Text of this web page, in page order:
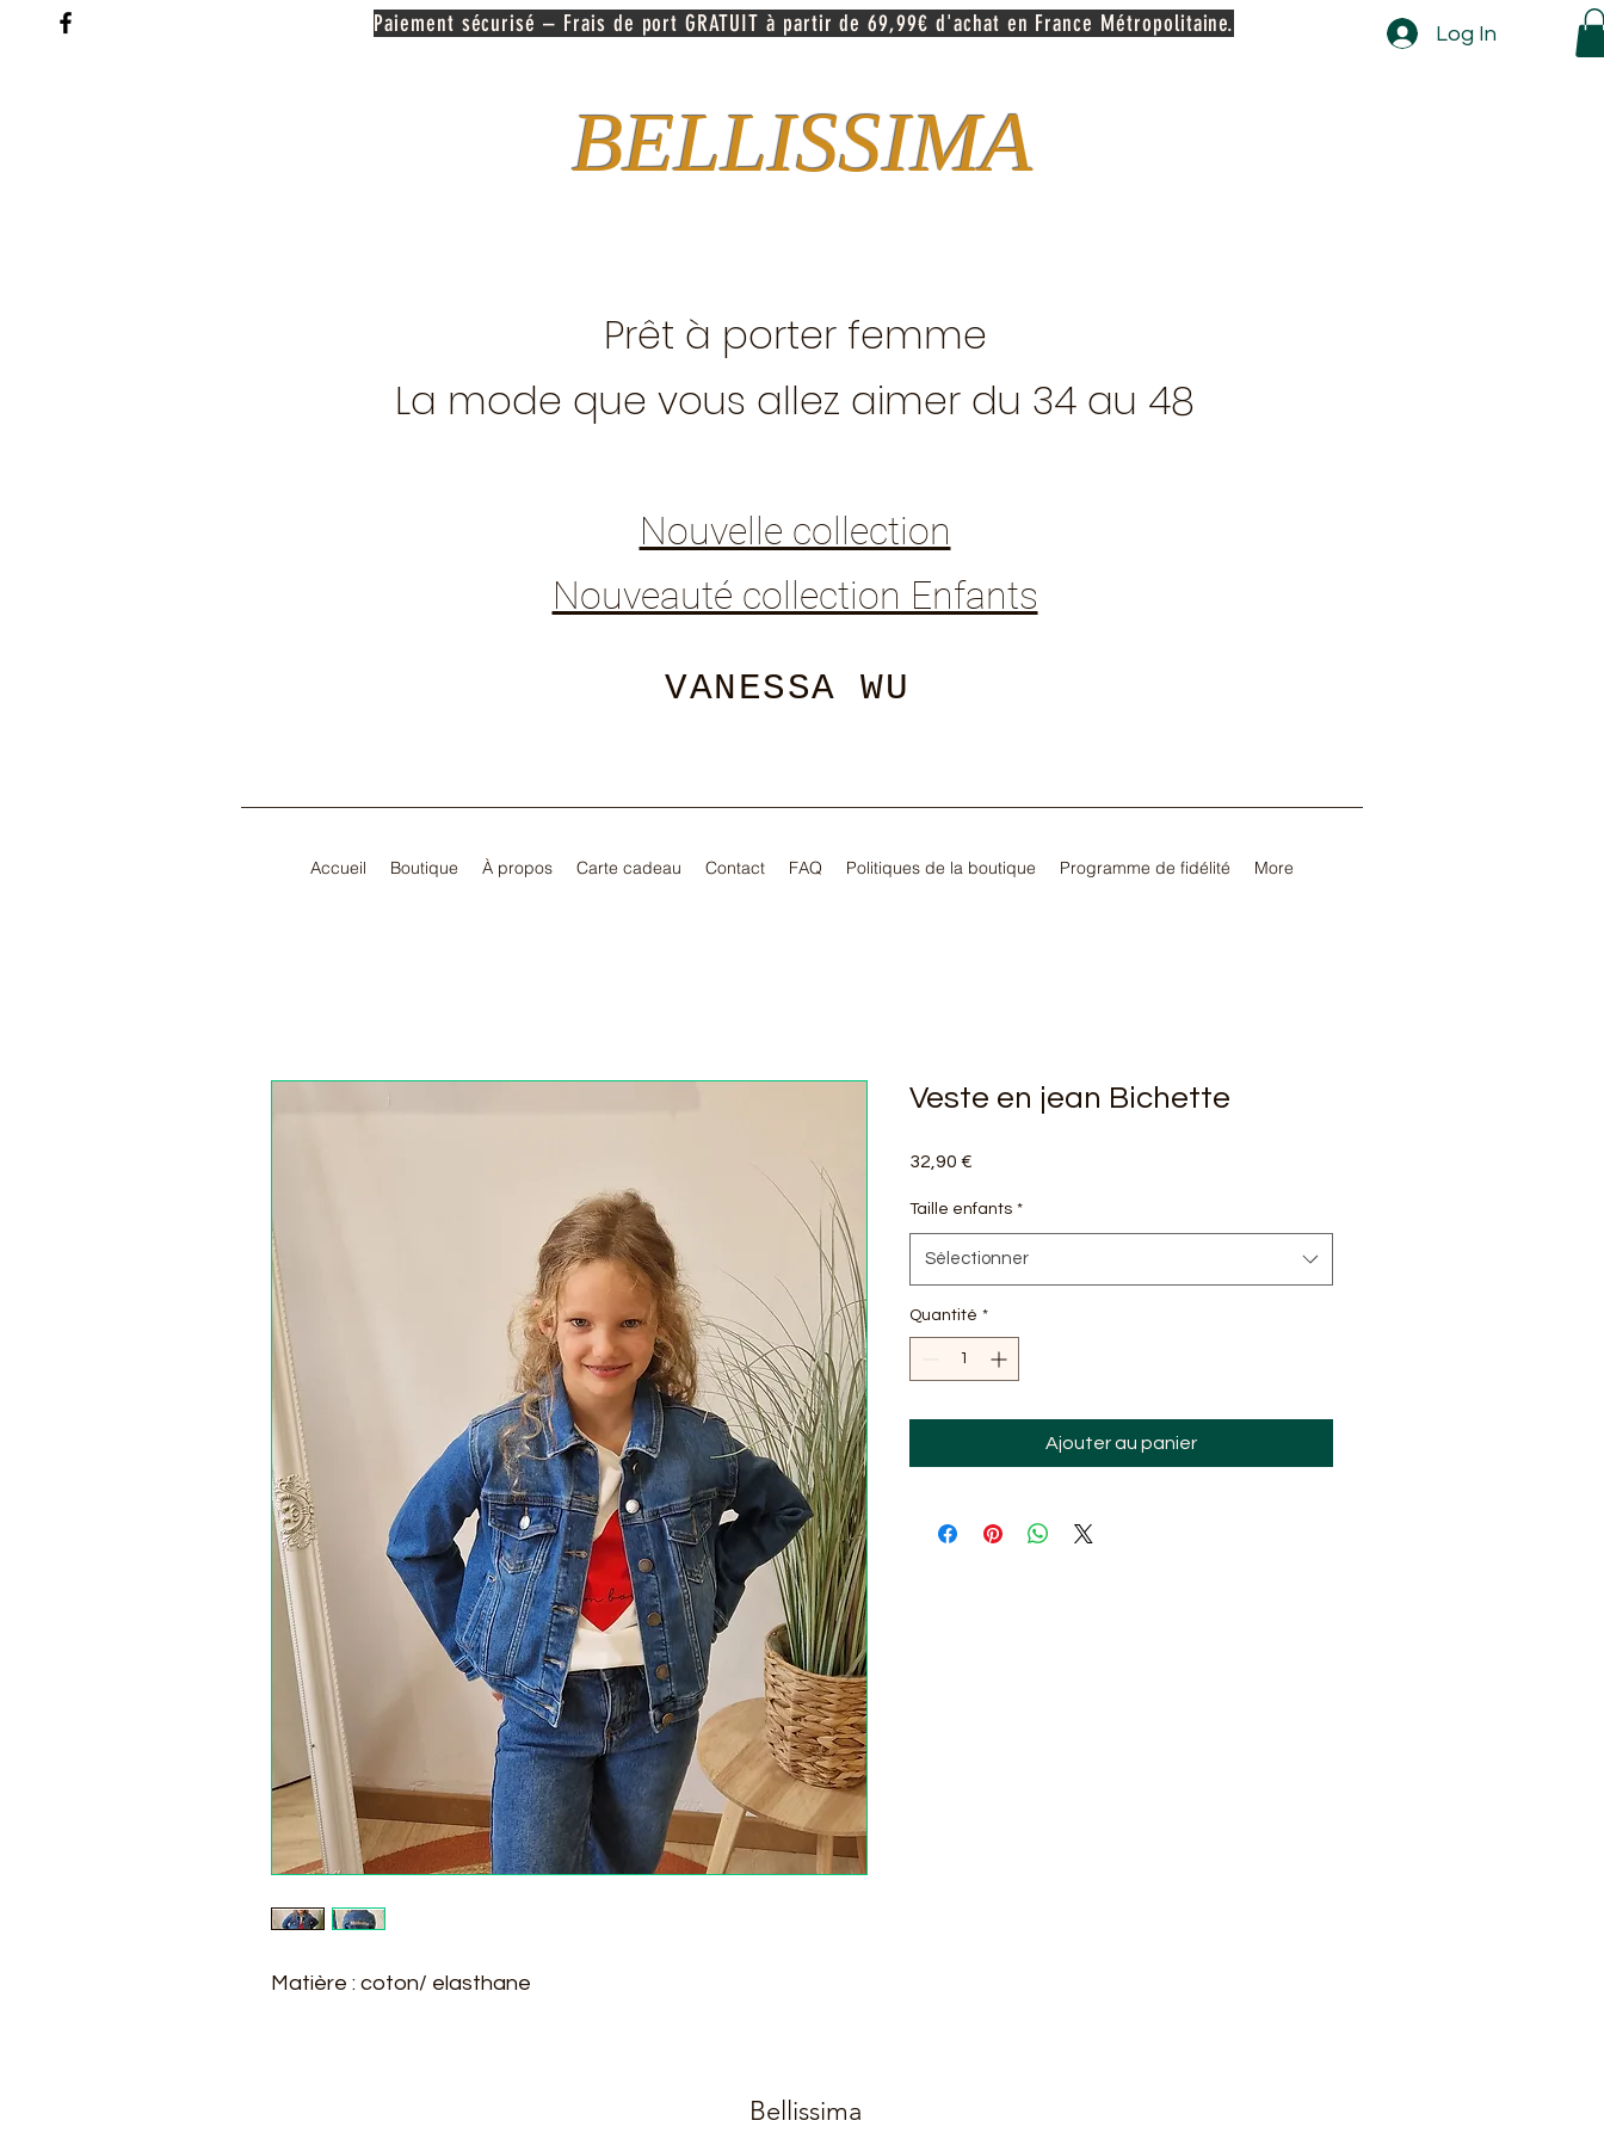
Paiement sécurisé – Frais de port GRATUIT à partir de 69,99€ d'achat en France Métropolitaine. Log In
BELLISSIMA
Prêt à porter femme
La mode que vous allez aimer du 34 au 48
Nouvelle collection
Nouveauté collection Enfants
VANESSA WU
Accueil Boutique À propos Carte cadeau Contact FAQ Politiques de la boutique Programme de fidélité More
Matière : coton/ elasthane
Veste en jean Bichette
32,90 €
Taille enfants *
Sélectionner
Quantité *
Ajouter au panier
Bellissima